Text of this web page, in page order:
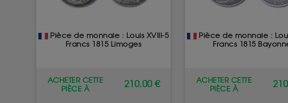
Pièce de monnaie : Louis XVIII-5
Francs 1815 Limoges
ACHETER CETTE
PIÈCE À
210.00 €
Pièce de monnaie :
Francs 1815
ACHETER CETTE
PIÈCE À